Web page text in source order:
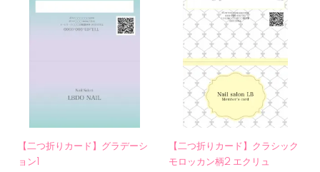
【二つ折りカード】グラデーシ
ョン1
【二つ折りカード】クラシック
モロッカン柄2 エクリュ